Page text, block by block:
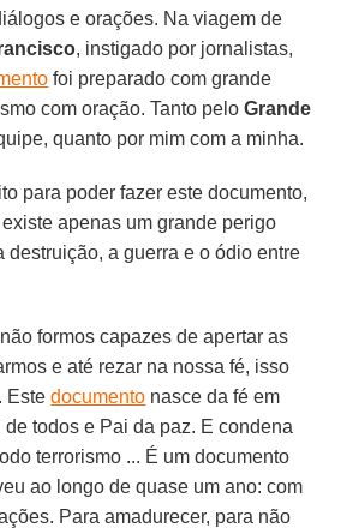
e orações. Na viagem de
, instigado por jornalistas,
foi preparado com grande
com oração. Tanto peloGrande
quanto por mim com a minha.
para poder fazer este documento,
apenas um grande perigo
destruição, a guerra e o ódio entre
formos capazes de apertar as
e até rezar na nossa fé, isso
Estedocumento nasce da fé em
de todos e Pai da paz. E condena
terrorismo ... É um documento
ao longo de quase um ano: com
Para amadurecer, para não